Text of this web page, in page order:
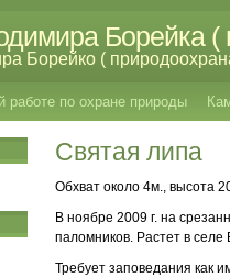
Борейка (
Борейко (
работе по охране природы
Святая липа
Обхват около 4м., высота
В ноябре 2009 г. на
паломников. Растет в селе
Требует заповедания как